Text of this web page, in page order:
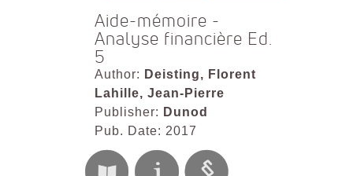
Aide-mémoire -
Analyse financière Ed.
5
Author: Deisting, Florent
Lahille, Jean-Pierre
Publisher: Dunod
Pub. Date: 2017